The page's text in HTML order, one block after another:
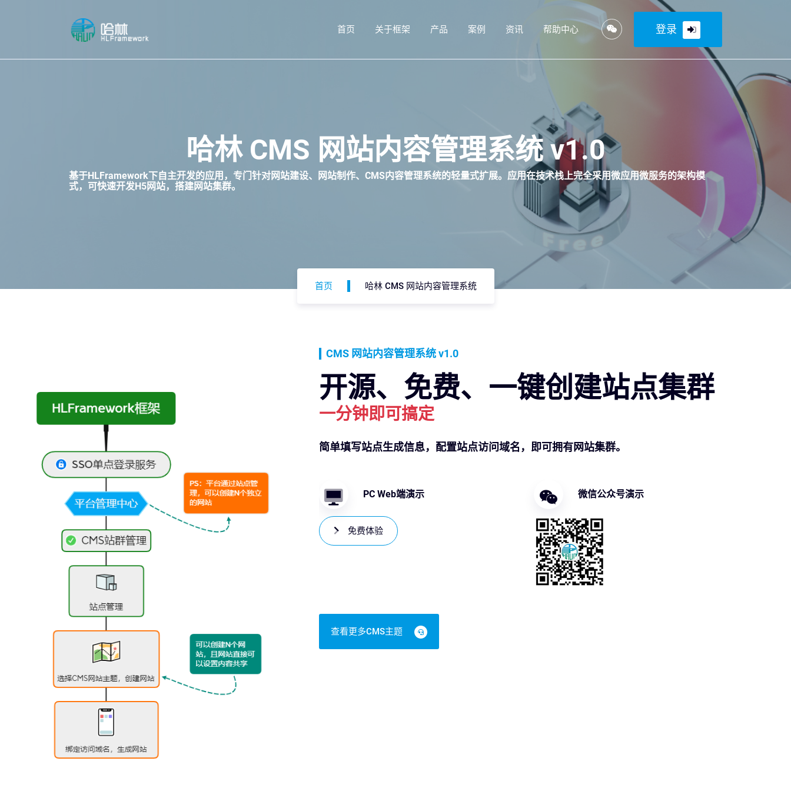
首页 关于框架 产品 案例 资讯 帮助中心 登录
哈林 CMS 网站内容管理系统 v1.0
基于HLFramework下自主开发的应用，专门针对网站建设、网站制作、CMS内容管理系统的轻量式扩展。应用在技术栈上完全采用微应用微服务的架构模
式，可快速开发H5网站，搭建网站集群。
首页 哈林 CMS 网站内容管理系统
CMS 网站内容管理系统 v1.0
开源、免费、一键创建站点集群
一分钟即可搞定
简单填写站点生成信息，配置站点访问域名，即可拥有网站集群。
PC Web端演示
免费体验
微信公众号演示
查看更多CMS主题